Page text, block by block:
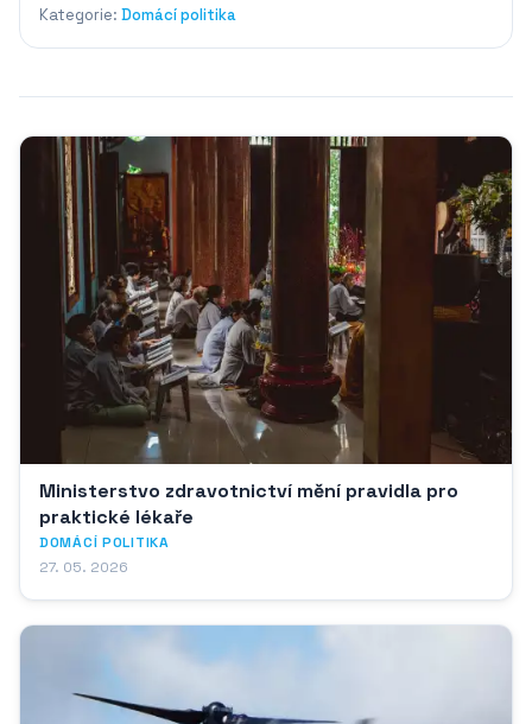
Kategorie: Domácí politika
Ministerstvo zdravotnictví mění pravidla pro
praktické lékaře
DOMÁCÍ POLITIKA
27. 05. 2026